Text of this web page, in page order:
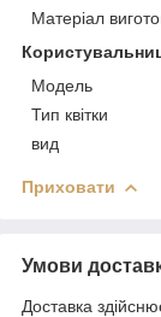
Матеріал
Модель
Тип квітки
вид
Приховати
Умови
Доставка